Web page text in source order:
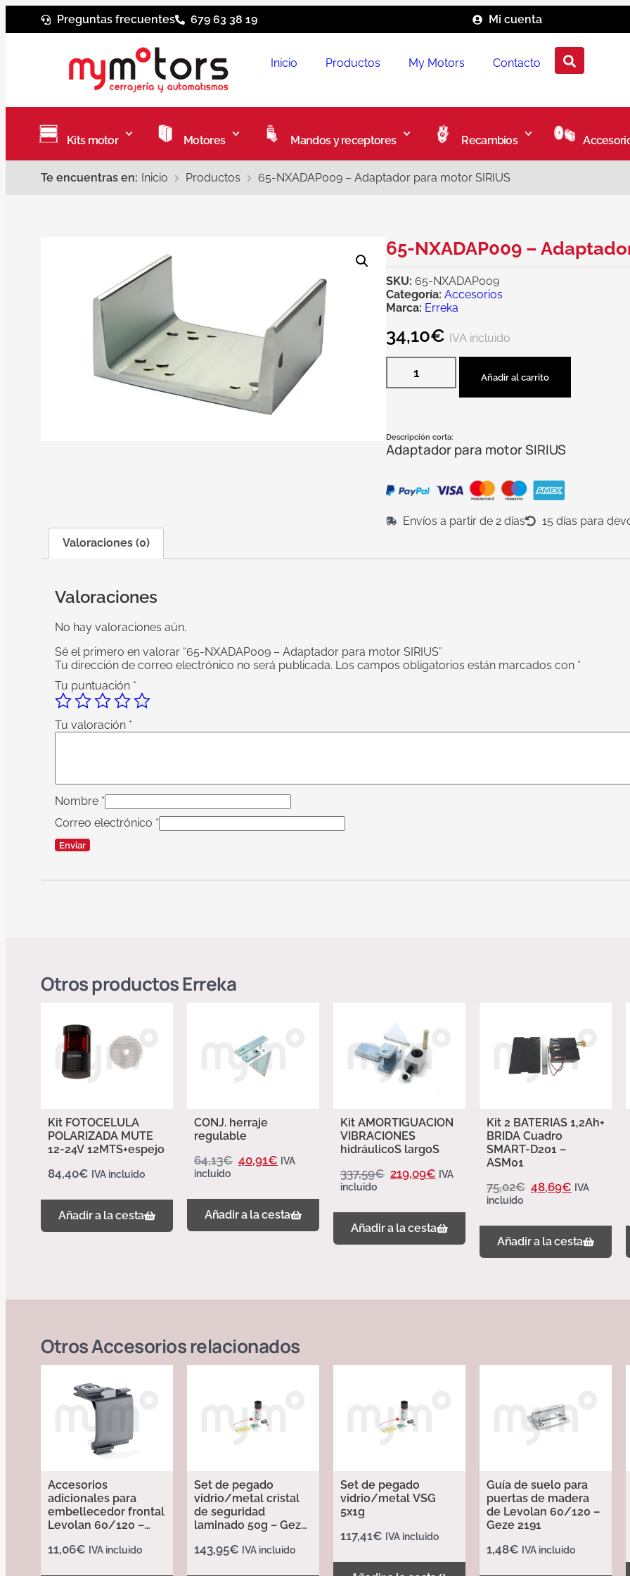
Preguntas frecuentes 679 63 38 19 Mi cuenta
Inicio Productos My Motors Contacto
Kits motor Motores Mandos y receptores Recambios
Te encuentras en: Inicio Productos 65-NXADAP009 – Adaptador para motor SIRIUS
65-NXADAP009 –
SKU:65-NXADAP009
Categoría:Accesorios
Marca: Erreka
34,10€ IVA incluido
Añadir al carrito
Descripción corta:
Adaptador para motor SIRIUS
Envíos a partir de 2 días
15 días para
Valoraciones (0)
Valoraciones
No hay valoraciones aún.
Sé el primero en valorar “65-NXADAP009 – Adaptador para motor SIRIUS”
Tu dirección de correo electrónico no será publicada. Los campos obligatorios están marcados con *
Tu puntuación *
Tu valoración *
Nombre *
Correo electrónico *
Otros productosErreka
Kit FOTOCELULA
POLARIZADA MUTE
12-24V 12MTS+espejo
84,40€ IVA incluido
Añadir a la cesta
CONJ. herraje
regulable
64,13€ 40,91€ IVA
incluido
Añadir a la cesta
Kit AMORTIGUACION
VIBRACIONES
hidráulicoS largoS
337,59€ 219,09€ IVA
incluido
Añadir a la cesta
Kit 2 BATERIAS 1,2Ah+
BRIDA Cuadro
SMART-D201 –
ASM01
75,02€ 48,69€ IVA
incluido
Añadir a la cesta
OtrosAccesoriosrelacionados
Accesorios
adicionales para
embellecedor frontal
Levolan 60/120 –
11,06€ IVA incluido
Set de pegado
vidrio/metal cristal
de seguridad
laminado 50g – Geze
143,95€ IVA incluido
Set de pegado
vidrio/metal VSG
5x1g
117,41€ IVA incluido
Guía de suelo para
puertas de madera
de Levolan 60/120 –
Geze 2191
1,48€ IVA incluido